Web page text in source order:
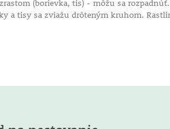
(borievka, tis) - môžu sa
a tisy sa zviažu drôteným kruhom.